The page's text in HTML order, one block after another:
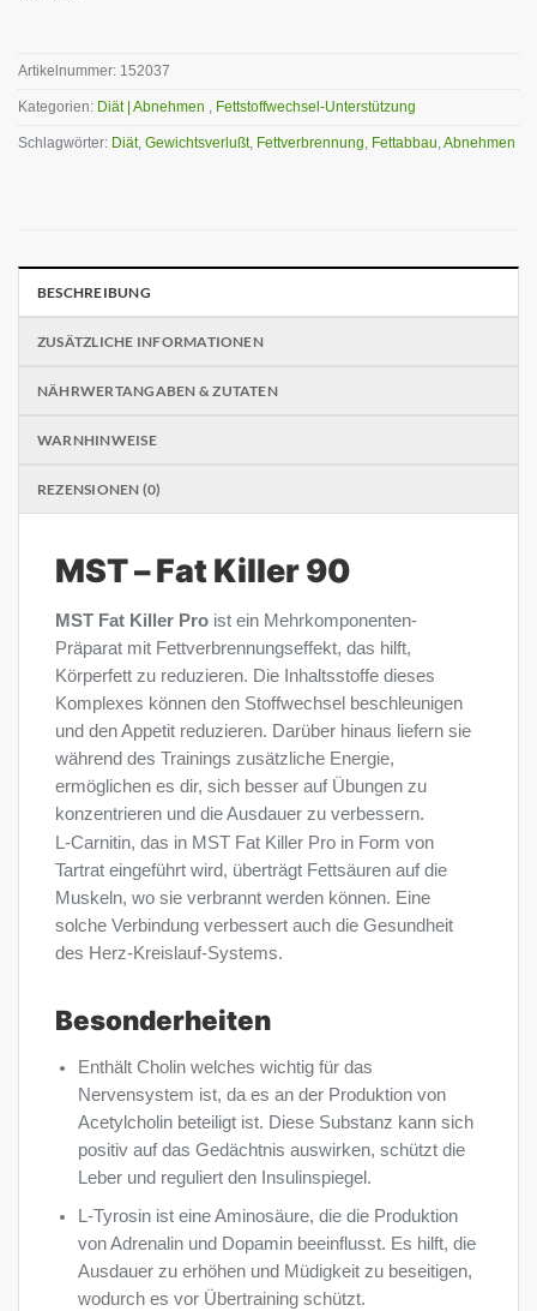
Artikelnummer: 152037
Kategorien: Diät | Abnehmen , Fettstoffwechsel-Unterstützung
Schlagwörter: Diät, Gewichtsverlußt, Fettverbrennung, Fettabbau,Abnehmen
BESCHREIBUNG
ZUSÄTZLICHE INFORMATIONEN
NÄHRWERTANGABEN & ZUTATEN
WARNHINWEISE
REZENSIONEN (0)
MST – Fat Killer 90
MST Fat Killer Pro ist ein Mehrkomponenten-
Präparat mit Fettverbrennungseffekt, das hilft,
Körperfett zu reduzieren. Die Inhaltsstoffe dieses
Komplexes können den Stoffwechsel beschleunigen
und den Appetit reduzieren. Darüber hinaus liefern sie
während des Trainings zusätzliche Energie,
ermöglichen es dir, sich besser auf Übungen zu
konzentrieren und die Ausdauer zu verbessern.
L-Carnitin, das in MST Fat Killer Pro in Form von
Tartrat eingeführt wird, überträgt Fettsäuren auf die
Muskeln, wo sie verbrannt werden können. Eine
solche Verbindung verbessert auch die Gesundheit
des Herz-Kreislauf-Systems.
Besonderheiten
Enthält Cholin welches wichtig für das
Nervensystem ist, da es an der Produktion von
Acetylcholin beteiligt ist. Diese Substanz kann sich
positiv auf das Gedächtnis auswirken, schützt die
Leber und reguliert den Insulinspiegel.
L-Tyrosin ist eine Aminosäure, die die Produktion
von Adrenalin und Dopamin beeinflusst. Es hilft, die
Ausdauer zu erhöhen und Müdigkeit zu beseitigen,
wodurch es vor Übertraining schützt.